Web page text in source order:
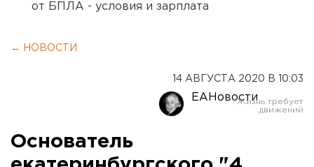
от БПЛА - условия и зарплата
← НОВОСТИ
14 АВГУСТА 2020 В 10:03
ЕАНовости
Основатель